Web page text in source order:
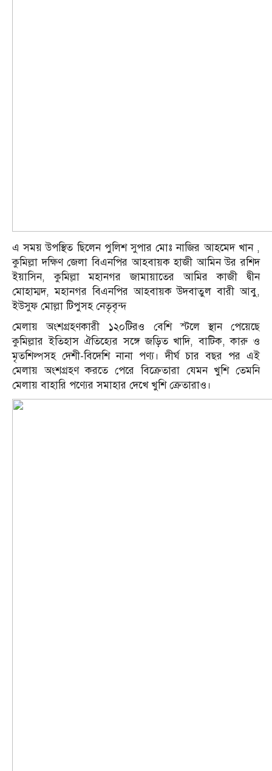
এ সময় উপস্থিত ছিলেন পুলিশ সুপার মোঃ নাজির আহমেদ খান ,
কুমিল্লা দক্ষিণ জেলা বিএনপির আহবায়ক হাজী আমিন উর রশিদ
ইয়াসিন, কুমিল্লা মহানগর জামায়াতের আমির কাজী দ্বীন
মোহাম্মদ, মহানগর বিএনপির আহবায়ক উদবাতুল বারী আবু,
ইউসুফ মোল্লা টিপুসহ নেতৃবৃন্দ
মেলায় অংশগ্রহণকারী ১২০টিরও বেশি স্টলে স্থান পেয়েছে
কুমিল্লার ইতিহাস ঐতিহ্যের সঙ্গে জড়িত খাদি, বাটিক, কারু ও
মৃতশিল্পসহ দেশী-বিদেশি নানা পণ্য। দীর্ঘ চার বছর পর এই
মেলায় অংশগ্রহণ করতে পেরে বিক্রেতারা যেমন খুশি তেমনি
মেলায় বাহারি পণ্যের সমাহার দেখে খুশি ক্রেতারাও।